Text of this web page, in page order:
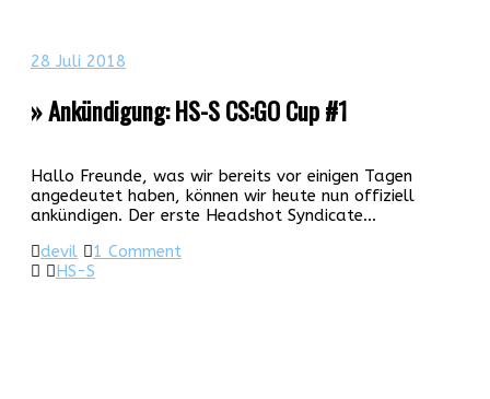
28 Juli 2018
» Ankündigung: HS-S CS:GO Cup #1
Hallo Freunde, was wir bereits vor einigen Tagen
angedeutet haben, können wir heute nun offiziell
ankündigen. Der erste Headshot Syndicate…
devil
1 Comment
HS-S